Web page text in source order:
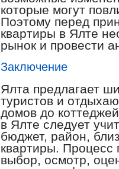
которые могут
Поэтому перед
квартиры в Ялте
рынок и провести
Заключение
Ялта предлагает
туристов и
домов до
в Ялте следует
бюджет, район,
квартиры. Процесс
выбор, осмотр,